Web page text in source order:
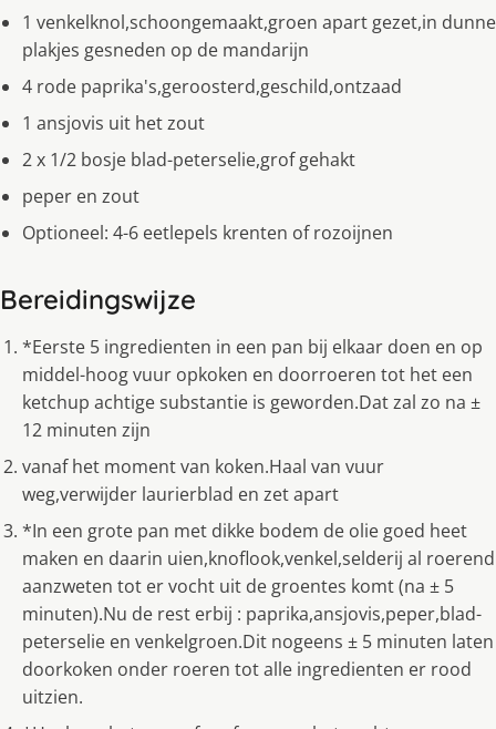
1 venkelknol,schoongemaakt,groen apart gezet,in dunne
plakjes gesneden op de mandarijn
4 rode paprika's,geroosterd,geschild,ontzaad
1 ansjovis uit het zout
2 x 1/2 bosje blad-peterselie,grof gehakt
peper en zout
Optioneel: 4-6 eetlepels krenten of rozoijnen
Bereidingswijze
*Eerste 5 ingredienten in een pan bij elkaar doen en op
middel-hoog vuur opkoken en doorroeren tot het een
ketchup achtige substantie is geworden.Dat zal zo na ±
12 minuten zijn
vanaf het moment van koken.Haal van vuur
weg,verwijder laurierblad en zet apart
*In een grote pan met dikke bodem de olie goed heet
maken en daarin uien,knoflook,venkel,selderij al roerend
aanzweten tot er vocht uit de groentes komt (na ± 5
minuten).Nu de rest erbij : paprika,ansjovis,peper,blad-
peterselie en venkelgroen.Dit nogeens ± 5 minuten laten
doorkoken onder roeren tot alle ingredienten er rood
uitzien.